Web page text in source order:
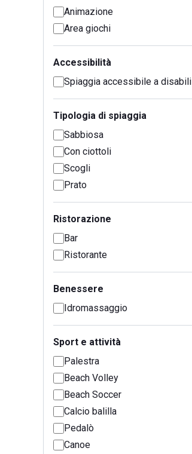
Animazione
Area giochi
Accessibilità
Spiaggia accessibile a disabili
Tipologia di spiaggia
Sabbiosa
Con ciottoli
Scogli
Prato
Ristorazione
Bar
Ristorante
Benessere
Idromassaggio
Sport e attività
Palestra
Beach Volley
Beach Soccer
Calcio balilla
Pedalò
Canoe